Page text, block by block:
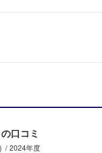
の口コミ
2024年度